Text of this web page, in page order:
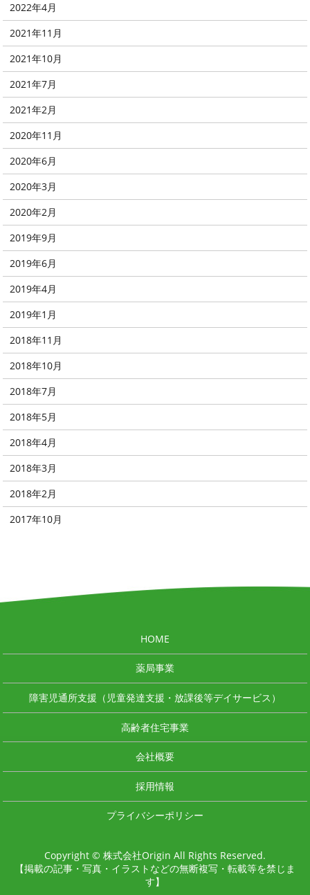
2022年4月
2021年11月
2021年10月
2021年7月
2021年2月
2020年11月
2020年6月
2020年3月
2020年2月
2019年9月
2019年6月
2019年4月
2019年1月
2018年11月
2018年10月
2018年7月
2018年5月
2018年4月
2018年3月
2018年2月
2017年10月
HOME
薬局事業
障害児通所支援（児童発達支援・放課後等デイサービス）
高齢者住宅事業
会社概要
採用情報
プライバシーポリシー
Copyright © 株式会社Origin All Rights Reserved.
【掲載の記事・写真・イラストなどの無断複写・転載等を禁じま
す】